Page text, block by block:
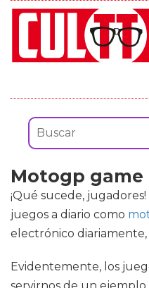
Motogp game
¡Qué sucede,
juegos a diario como
electrónico
Evidentemente, los